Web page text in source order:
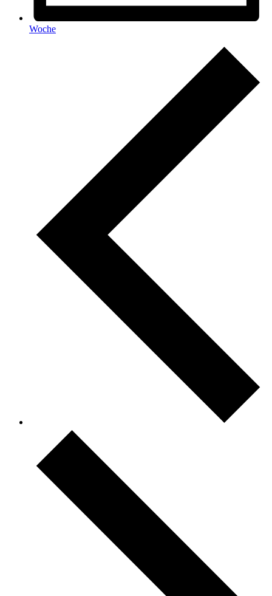
Woche